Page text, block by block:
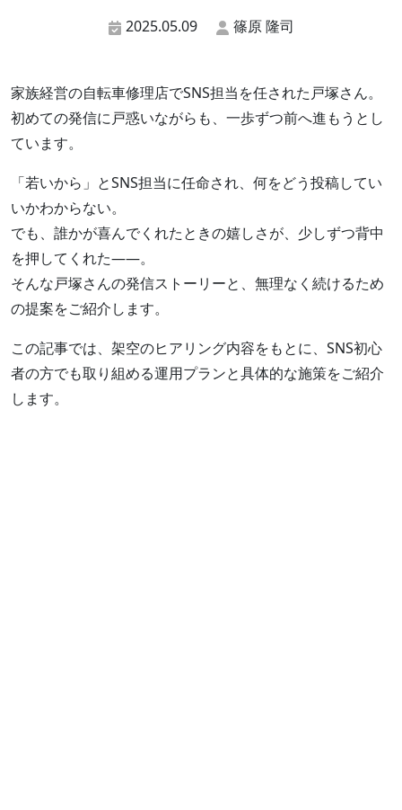
2025.05.09 篠原 隆司
家族経営の自転車修理店でSNS担当を任された戸塚さん。
初めての発信に戸惑いながらも、一歩ずつ前へ進もうとし
ています。
「若いから」とSNS担当に任命され、何をどう投稿してい
いかわからない。
でも、誰かが喜んでくれたときの嬉しさが、少しずつ背中
を押してくれた——。
そんな戸塚さんの発信ストーリーと、無理なく続けるため
の提案をご紹介します。
この記事では、架空のヒアリング内容をもとに、SNS初心
者の方でも取り組める運用プランと具体的な施策をご紹介
します。